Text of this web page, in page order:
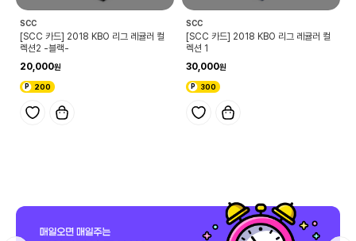
SCC
[SCC 카드] 2018 KBO 리그 레귤러 컬
렉션2 -블랙-
20,000
200
SCC
[SCC 카드] 2018 KBO 리그 레귤러 컬
렉션 1
30,000
300